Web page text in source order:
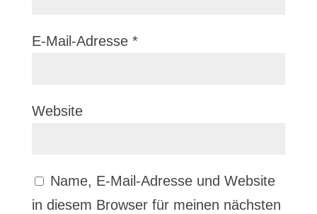
E-Mail-Adresse *
Website
Name, E-Mail-Adresse und Website
in diesem Browser für meinen nächsten